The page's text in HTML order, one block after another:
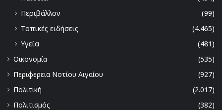
Περιβάλλον
(99)
Τοπικές ειδήσεις
(4.465)
Υγεία
(481)
Οικονομία
(535)
Περιφερεια Νοτίου Αιγαίου
(927)
Πολιτική
(2.017)
Πολιτισμός
(382)